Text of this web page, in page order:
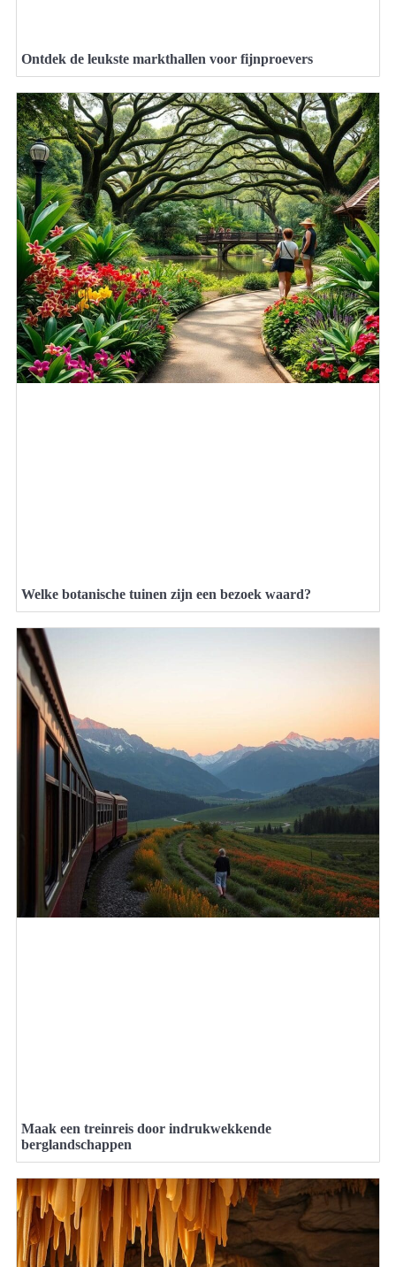
Ontdek de leukste markthallen voor fijnproevers
Welke botanische tuinen zijn een bezoek waard?
Maak een treinreis door indrukwekkende
berglandschappen